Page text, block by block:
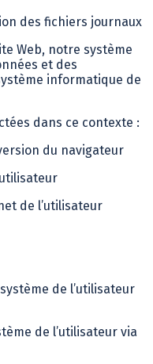
des fichiers journaux
Web, notre système
et des
informatique de
dans ce contexte :
du navigateur
de l’utilisateur
de l’utilisateur
de l’utilisateur via